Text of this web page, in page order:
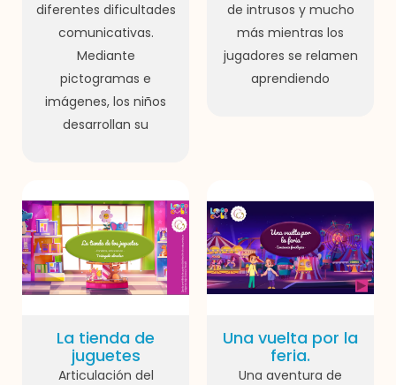
diferentes dificultades
comunicativas.
Mediante
pictogramas e
imágenes, los niños
desarrollan su
de intrusos y mucho
más mientras los
jugadores se relamen
aprendiendo
La tienda de
juguetes
Articulación del
Una vuelta por la
feria.
Una aventura de